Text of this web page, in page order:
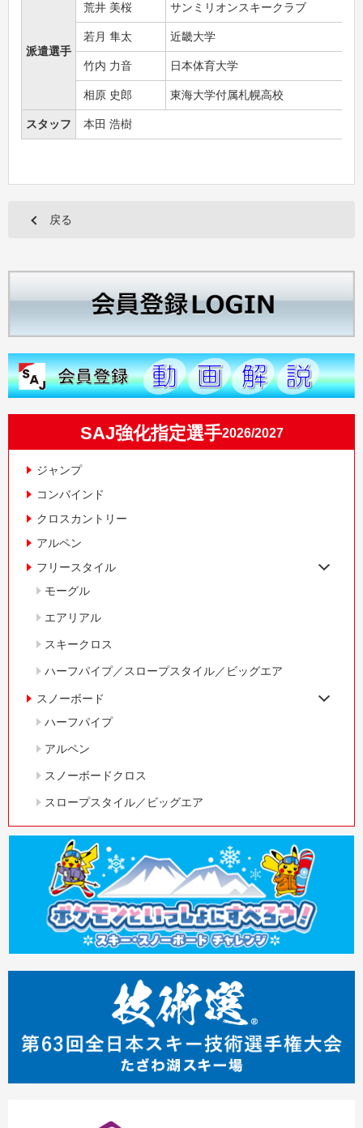
派遣選手
荒井 美桜 サンミリオンスキークラブ
若月 隼太 近畿大学
竹内 力音 日本体育大学
相原 史郎 東海大学付属札幌高校
スタッフ 本田 浩樹
戻る
SAJ強化指定選手2026/2027
ジャンプ
コンバインド
クロスカントリー
アルペン
フリースタイル
モーグル
エアリアル
スキークロス
ハーフパイプ／スロープスタイル／ビッグエア
スノーボード
ハーフパイプ
アルペン
スノーボードクロス
スロープスタイル／ビッグエア